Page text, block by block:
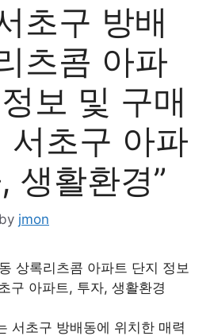
초구 방배
츠콤 아파
보 및 구매
서초구 아파
생활환경”
by jmon
상록리츠콤 아파트 단지 정보
구 아파트, 투자, 생활환경
서초구 방배동에 위치한 매력